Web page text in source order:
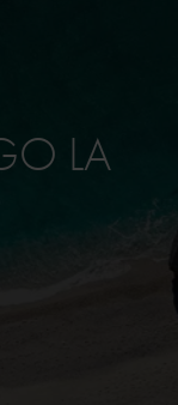
LA
LA